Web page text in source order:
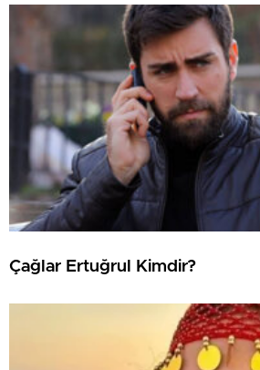
Çağlar Ertuğrul Kimdir?